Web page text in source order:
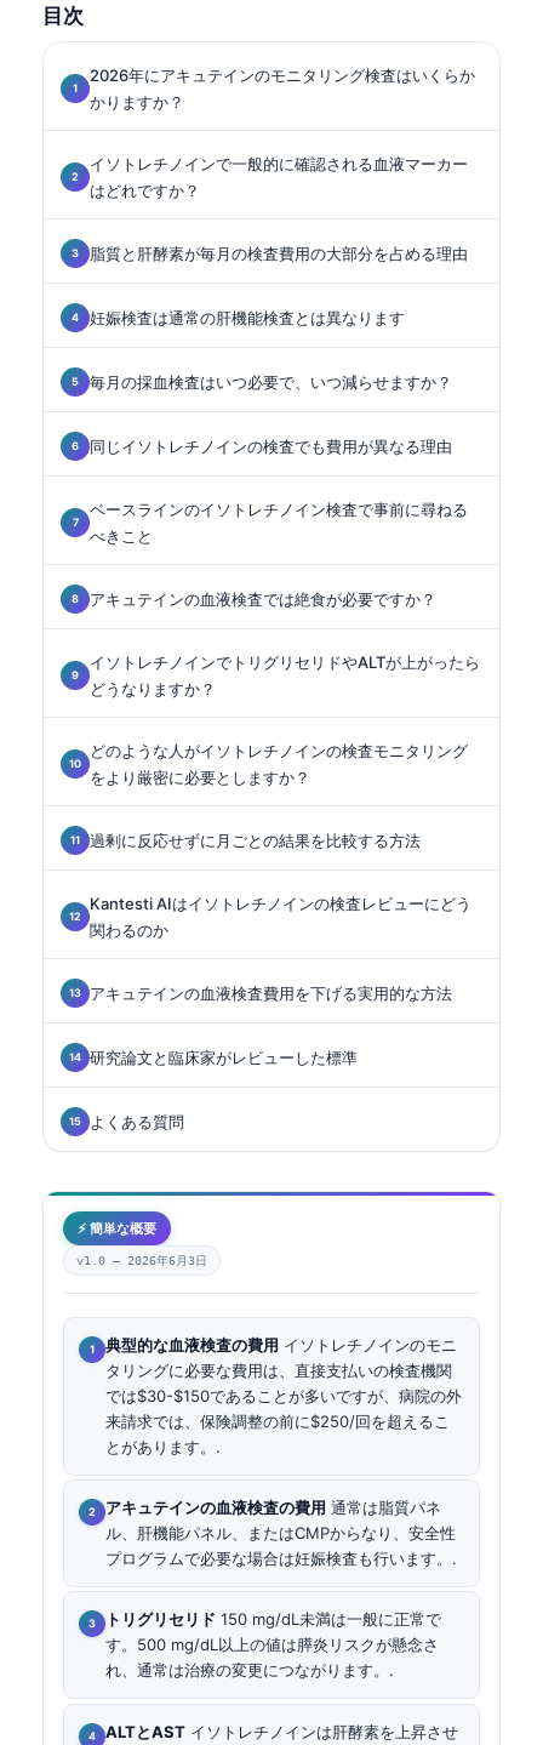
目次
2026年にアキュテインのモニタリング検査はいくらか
かりますか？
イソトレチノインで一般的に確認される血液マーカー
はどれですか？
脂質と肝酵素が毎月の検査費用の大部分を占める理由
妊娠検査は通常の肝機能検査とは異なります
毎月の採血検査はいつ必要で、いつ減らせますか？
同じイソトレチノインの検査でも費用が異なる理由
ベースラインのイソトレチノイン検査で事前に尋ねる
べきこと
アキュテインの血液検査では絶食が必要ですか？
イソトレチノインでトリグリセリドやALTが上がったら
どうなりますか？
どのような人がイソトレチノインの検査モニタリング
をより厳密に必要としますか？
過剰に反応せずに月ごとの結果を比較する方法
Kantesti AIはイソトレチノインの検査レビューにどう
関わるのか
アキュテインの血液検査費用を下げる実用的な方法
研究論文と臨床家がレビューした標準
よくある質問
⚡ 簡単な概要
v1.0 — 2026年6月3日
典型的な血液検査の費用 イソトレチノインのモニ
タリングに必要な費用は、直接支払いの検査機関
では$30-$150であることが多いですが、病院の外
来請求では、保険調整の前に$250/回を超えるこ
とがあります。.
アキュテインの血液検査の費用 通常は脂質パネ
ル、肝機能パネル、またはCMPからなり、安全性
プログラムで必要な場合は妊娠検査も行います。.
トリグリセリド 150 mg/dL未満は一般に正常で
す。500 mg/dL以上の値は膵炎リスクが懸念さ
れ、通常は治療の変更につながります。.
ALTとAST イソトレチノインは肝酵素を上昇させ